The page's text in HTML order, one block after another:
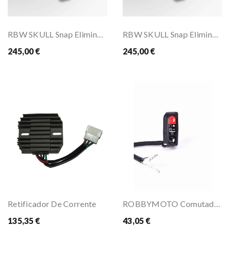
RBW SKULL Snap Eliminador De Erro De Sonda...
245,00 €
RBW SKULL Snap Eliminador De Erro De Sonda...
245,00 €
Retificador De Corrente
135,35 €
43,05 €